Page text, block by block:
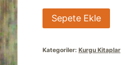
Vaka
adet
Sepete Ekle
Kategoriler: Kurgu Kitaplar